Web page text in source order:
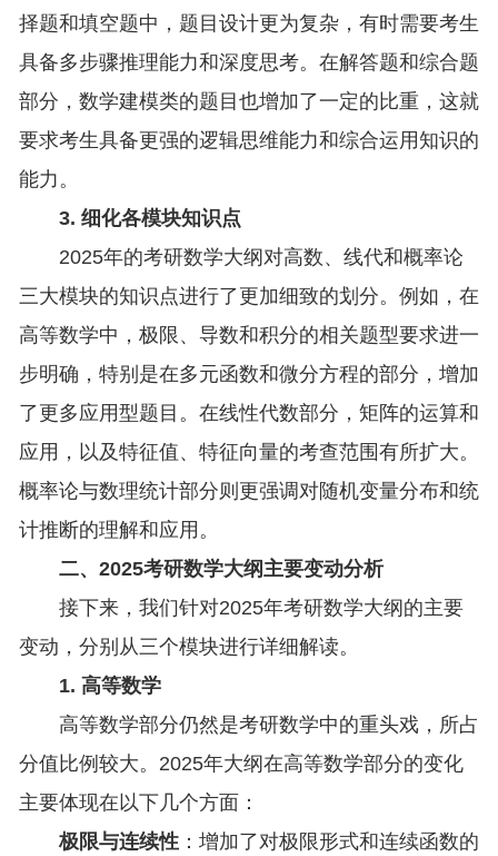
择题和填空题中，题目设计更为复杂，有时需要考生
具备多步骤推理能力和深度思考。在解答题和综合题
部分，数学建模类的题目也增加了一定的比重，这就
要求考生具备更强的逻辑思维能力和综合运用知识的
能力。
3. 细化各模块知识点
2025年的考研数学大纲对高数、线代和概率论
三大模块的知识点进行了更加细致的划分。例如，在
高等数学中，极限、导数和积分的相关题型要求进一
步明确，特别是在多元函数和微分方程的部分，增加
了更多应用型题目。在线性代数部分，矩阵的运算和
应用，以及特征值、特征向量的考查范围有所扩大。
概率论与数理统计部分则更强调对随机变量分布和统
计推断的理解和应用。
二、2025考研数学大纲主要变动分析
接下来，我们针对2025年考研数学大纲的主要
变动，分别从三个模块进行详细解读。
1. 高等数学
高等数学部分仍然是考研数学中的重头戏，所占
分值比例较大。2025年大纲在高等数学部分的变化
主要体现在以下几个方面：
极限与连续性：增加了对极限形式和连续函数的